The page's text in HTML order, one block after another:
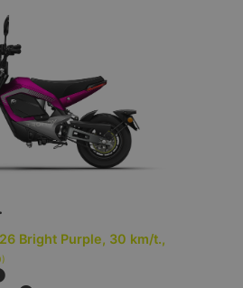
Bright Purple, 30 km/t.,
)